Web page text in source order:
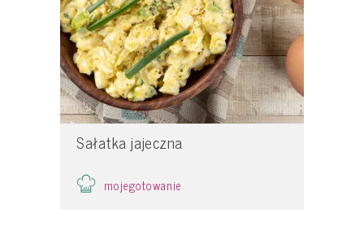
Sałatka jajeczna
mojegotowanie